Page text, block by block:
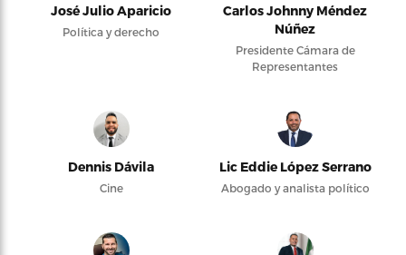
José Julio Aparicio
Política y derecho
Carlos Johnny Méndez
Núñez
Presidente Cámara de
Representantes
Dennis Dávila
Cine
Lic Eddie López Serrano
Abogado y analista político